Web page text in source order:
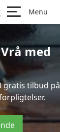
Menu
med
gratis tilbud på